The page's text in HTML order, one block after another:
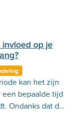
op je
kan het zijn
bepaalde tijd
Ondanks dat dit
kan dit ook